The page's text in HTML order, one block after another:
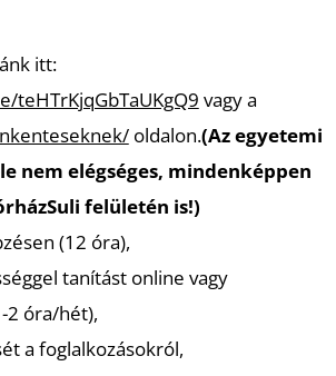
itt:
teHTrKjqGbTaUKgQ9 vagy a
oldalon.(Az egyetemi
nem elégséges, mindenképpen
felületén is!)
(12 óra),
tanítást online vagy
2 óra/hét),
a foglalkozásokról,